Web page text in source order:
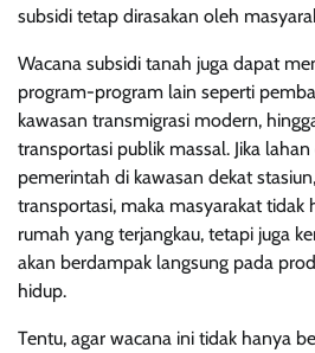
subsidi tetap dirasakan oleh
Wacana subsidi tanah juga dapat
program-program lain seperti
kawasan transmigrasi modern,
transportasi publik massal. Jika
pemerintah di kawasan dekat
transportasi, maka masyarakat tidak
rumah yang terjangkau, tetapi juga
akan berdampak langsung pada
hidup.
Tentu, agar wacana ini tidak hanya